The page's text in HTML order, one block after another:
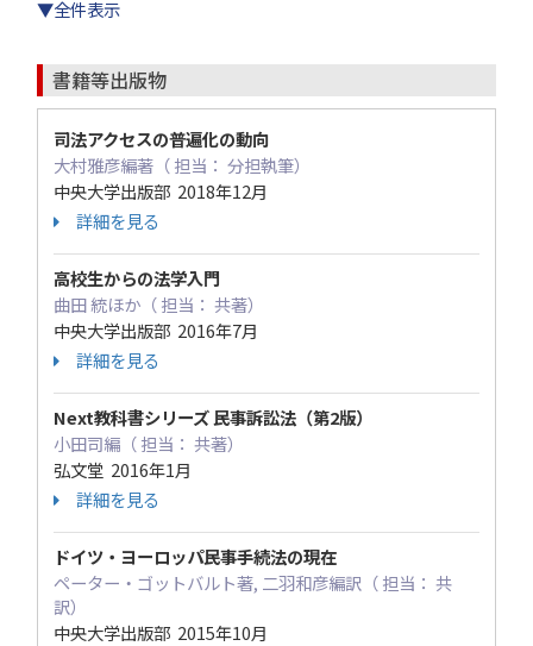
▼全件表示
書籍等出版物
司法アクセスの普遍化の動向
大村雅彦編著（ 担当： 分担執筆）
中央大学出版部 2018年12月
詳細を見る
高校生からの法学入門
曲田 統ほか（ 担当： 共著）
中央大学出版部 2016年7月
詳細を見る
Next教科書シリーズ 民事訴訟法（第2版）
小田司編（ 担当： 共著）
弘文堂 2016年1月
詳細を見る
ドイツ・ヨーロッパ民事手続法の現在
ペーター・ゴットバルト著, 二羽和彦編訳（ 担当： 共
訳）
中央大学出版部 2015年10月